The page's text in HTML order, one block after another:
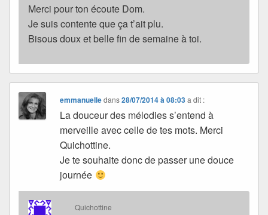
Merci pour ton écoute Dom.
Je suis contente que ça t’ait plu.
Bisous doux et belle fin de semaine à toi.
emmanuelledans28/07/2014 à 08:03 a dit :
La douceur des mélodies s’entend à
merveille avec celle de tes mots. Merci
Quichottine.
Je te souhaite donc de passer une douce
journée
Quichottine